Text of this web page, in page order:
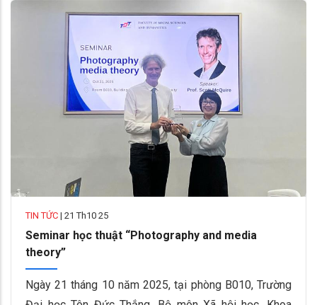
TIN TỨC | 21 Th10 25
Seminar học thuật “Photography and media
theory”
Ngày 21 tháng 10 năm 2025, tại phòng B010, Trường